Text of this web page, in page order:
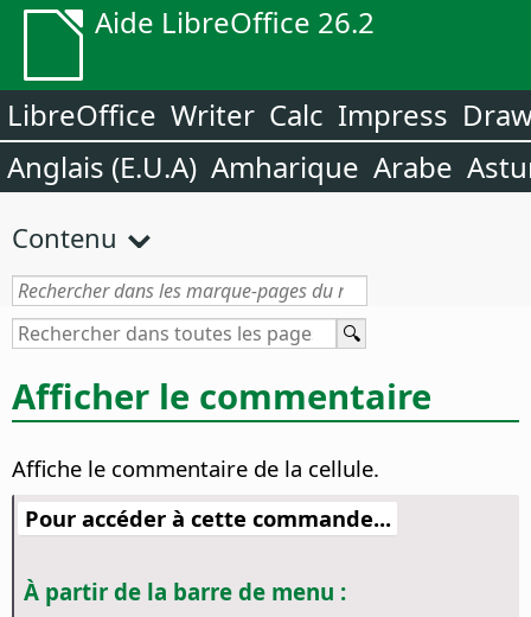
Aide LibreOffice 26.2
LibreOffice Writer Calc Impress
Anglais (E.U.A) Amharique Arabe
Contenu
Afficher le commentaire
Affiche le commentaire de la cellule.
Pour accéder à cette commande...
À partir de la barre de menu :